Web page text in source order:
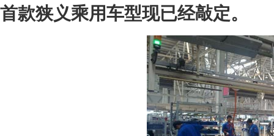
首款狭义乘用车型现已经敲定。